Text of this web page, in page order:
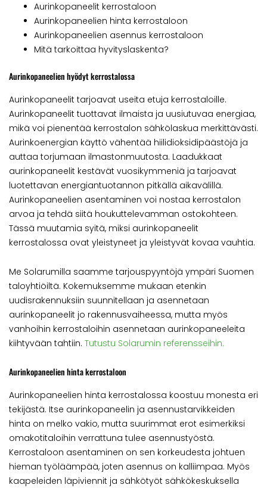
Aurinkopaneelit kerrostaloon
Aurinkopaneelien hinta kerrostaloon
Aurinkopaneelien asennus kerrostaloon
Mitä tarkoittaa hyvityslaskenta?
Aurinkopaneelien hyödyt kerrostalossa
Aurinkopaneelit tarjoavat useita etuja kerrostaloille.
Aurinkopaneelit tuottavat ilmaista ja uusiutuvaa energiaa,
mikä voi pienentää kerrostalon sähkölaskua merkittävästi.
Aurinkoenergian käyttö vähentää hiilidioksidipäästöjä ja
auttaa torjumaan ilmastonmuutosta. Laadukkaat
aurinkopaneelit kestävät vuosikymmeniä ja tarjoavat
luotettavan energiantuotannon pitkällä aikavälillä.
Aurinkopaneelien asentaminen voi nostaa kerrostalon
arvoa ja tehdä siitä houkuttelevamman ostokohteen.
Tässä muutamia syitä, miksi aurinkopaneelit
kerrostalossa ovat yleistyneet ja yleistyvät kovaa vauhtia.
Me Solarumilla saamme tarjouspyyntöjä ympäri Suomen
taloyhtiöiltä. Kokemuksemme mukaan etenkin
uudisrakennuksiin suunnitellaan ja asennetaan
aurinkopaneelit jo rakennusvaiheessa, mutta myös
vanhoihin kerrostaloihin asennetaan aurinkopaneeleita
kiihtyvään tahtiin. Tutustu Solarumin referensseihin.
Aurinkopaneelien hinta kerrostaloon
Aurinkopaneelien hinta kerrostalossa koostuu monesta eri
tekijästä. Itse aurinkopaneelin ja asennustarvikkeiden
hinta on melko vakio, mutta suurimmat erot esimerkiksi
omakotitaloihin verrattuna tulee asennustyöstä.
Kerrostaloon asentaminen on sen korkeudesta johtuen
hieman työläämpää, joten asennus on kalliimpaa. Myös
kaapeleiden läpiviennit ja sähkötyöt sähkökeskuksella